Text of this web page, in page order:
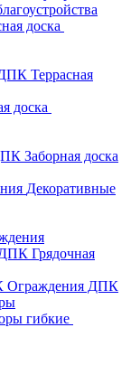
доска
Террасная
доска
Заборная доска
Декоративные
Грядочная
Ограждения ДПК
гибкие